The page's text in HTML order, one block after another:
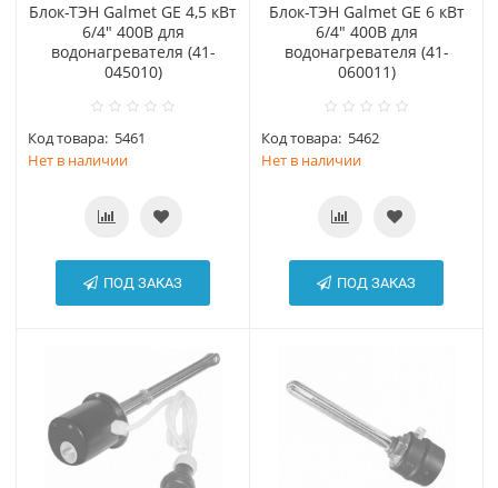
Блок-ТЭН Galmet GE 4,5 кВт
6/4" 400В для
водонагревателя (41-
045010)
Код товара: 5461
Нет в наличии
ПОД ЗАКАЗ
Блок-ТЭН Galmet GE 6 кВт
6/4" 400В для
водонагревателя (41-
060011)
Код товара: 5462
Нет в наличии
ПОД ЗАКАЗ